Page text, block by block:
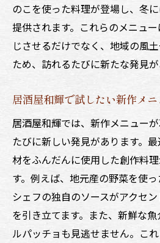
のこを使った料理が登場し、冬
提供されます。これらのメニュ
じさせるだけでなく、地域の風
ため、訪れるたびに新たな発見が
居酒屋和輝で試したい新作メ
居酒屋和輝では、新作メニュー
たびに新しい発見があります。
材をふんだんに使用した創作料
す。例えば、地元産の野菜を使っ
シェフの独自のソースがアクセ
を引き立てます。また、新鮮な
ルパッチョも見逃せません。こ